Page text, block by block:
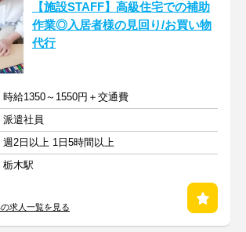
【施設STAFF】高級住宅での補助
作業◎入居者様の見回り/お買い物
代行
時給1350～1550円＋交通費
派遣社員
週2日以上 1日5時間以上
栃木駅
求人一覧を見る